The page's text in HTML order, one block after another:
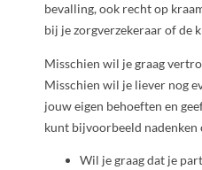
bevalling, ook recht op
bij je zorgverzekeraar of de
Misschien wil je graag
Misschien wil je liever nog
jouw eigen behoeften en
kunt bijvoorbeeld nadenken
Wil je graag dat je